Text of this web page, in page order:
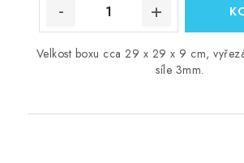
Velkost boxu cca 29 x 29 x 9 cm,
síle 3mm.